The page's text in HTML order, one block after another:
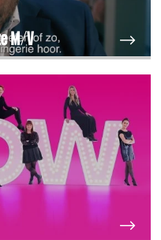
M/V